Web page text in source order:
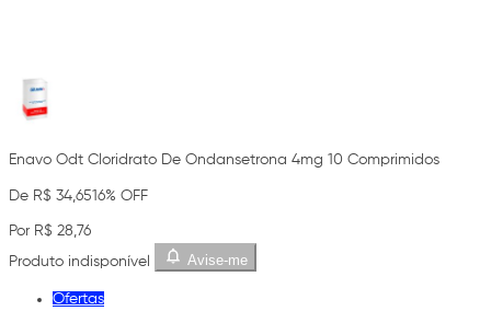
Enavo Odt Cloridrato De Ondansetrona 4mg 10 Comprimidos
De R$ 34,6516% OFF
Por R$ 28,76
Produto indisponível
Avise-me
Ofertas